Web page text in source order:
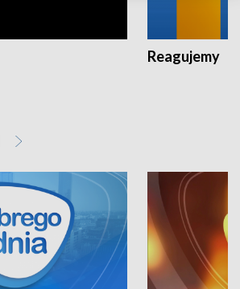
Reagujemy